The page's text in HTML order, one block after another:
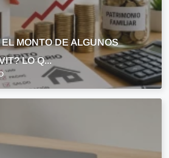
MONTO DE ALGUNOS
LO Q...